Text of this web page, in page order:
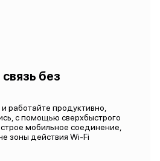
без
работайте продуктивно,
с помощью сверхбыстрого
мобильное соединение,
зоны действия Wi-Fi